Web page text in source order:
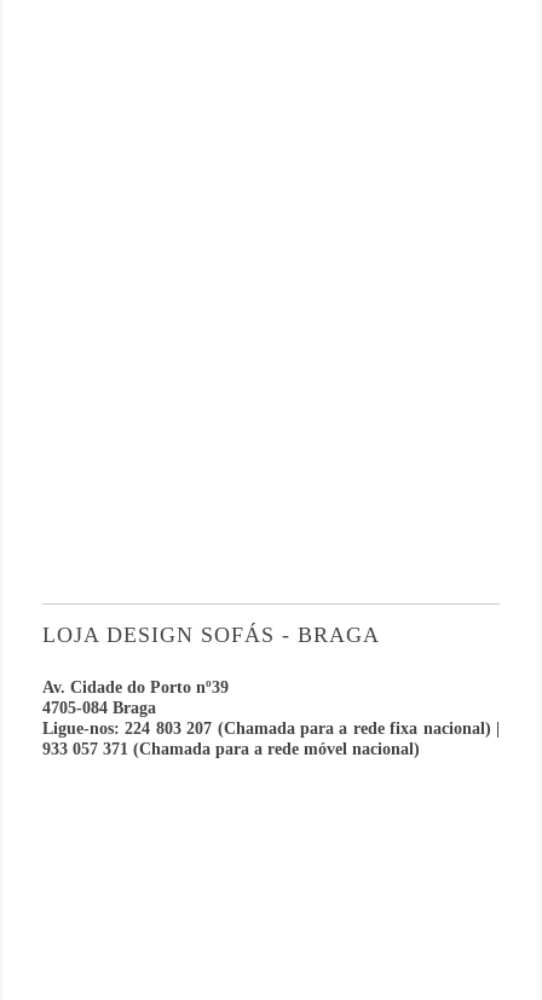
LOJA DESIGN SOFÁS - BRAGA
Av. Cidade do Porto nº39
4705-084 Braga
Ligue-nos: 224 803 207 (Chamada para a rede fixa nacional) |
933 057 371 (Chamada para a rede móvel nacional)